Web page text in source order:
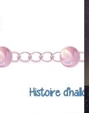
Histoire